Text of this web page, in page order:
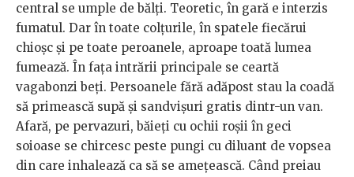
central se umple de bălți. Teoretic, în gară e interzis
fumatul. Dar în toate colțurile, în spatele fiecărui
chioșc și pe toate peroanele, aproape toată lumea
fumează. În fața intrării principale se ceartă
vagabonzi beți. Persoanele fără adăpost stau la coadă
să primească supă și sandvișuri gratis dintr-un van.
Afară, pe pervazuri, băieți cu ochii roșii în geci
soioase se chircesc peste pungi cu diluant de vopsea
din care inhalează ca să se amețească. Când preiau